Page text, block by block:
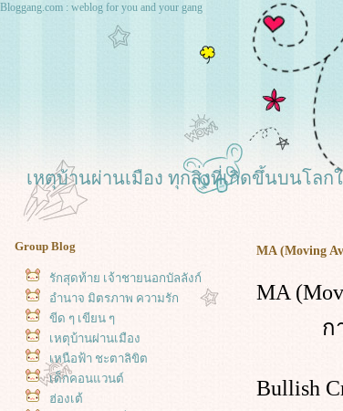
Bloggang.com : weblog for you and your gang
เหตุบ้านผ่านเมือง ทุกสิ่งที่เกิดขึ้นบนโล
Group Blog
รักสุดท้าย เจ้าชายนอกบัลลังก์
อำนาจ มิตรภาพ ความรัก
ขีด ๆ เขียน ๆ
เหตุบ้านผ่านเมือง
เหนือฟ้า ชะตาลิขิต
เด็กคอนแวนต์
ฮ่องเต้
MA (Moving
MA
การดู
Bullish